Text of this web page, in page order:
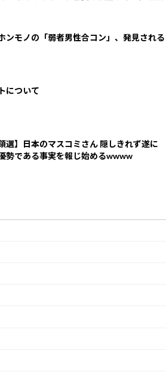
ンモノの「弱者男性合コン」、発見される
について
選】日本のマスコミさん 隠しきれず遂に
勢である事実を報じ始めるwwww